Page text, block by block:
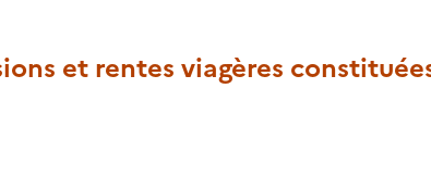
et rentes viagères